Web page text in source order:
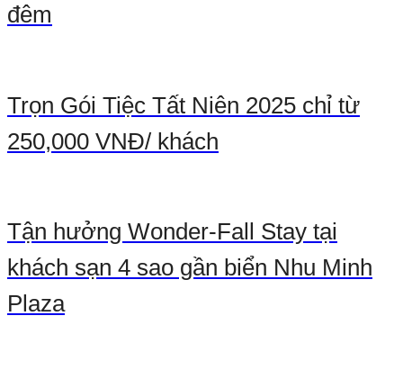
đêm
Trọn Gói Tiệc Tất Niên 2025 chỉ từ
250,000 VNĐ/ khách
Tận hưởng Wonder-Fall Stay tại
khách sạn 4 sao gần biển Nhu Minh
Plaza